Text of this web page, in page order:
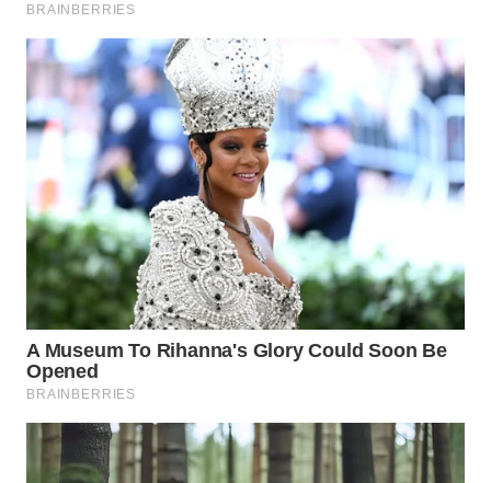
SAMOSIR
WN
PADANG
LAWAS
WN
SUMEDANG
WN
CIANJUR
WN
SERIBU